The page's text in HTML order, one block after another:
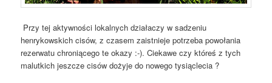
Przy tej aktywności lokalnych działaczy w sadzeniu
henrykowskich cisów, z czasem zaistnieje potrzeba powołania
rezerwatu chroniącego te okazy :-). Ciekawe czy któreś z tych
malutkich jeszcze cisów dożyje do nowego tysiąclecia ?